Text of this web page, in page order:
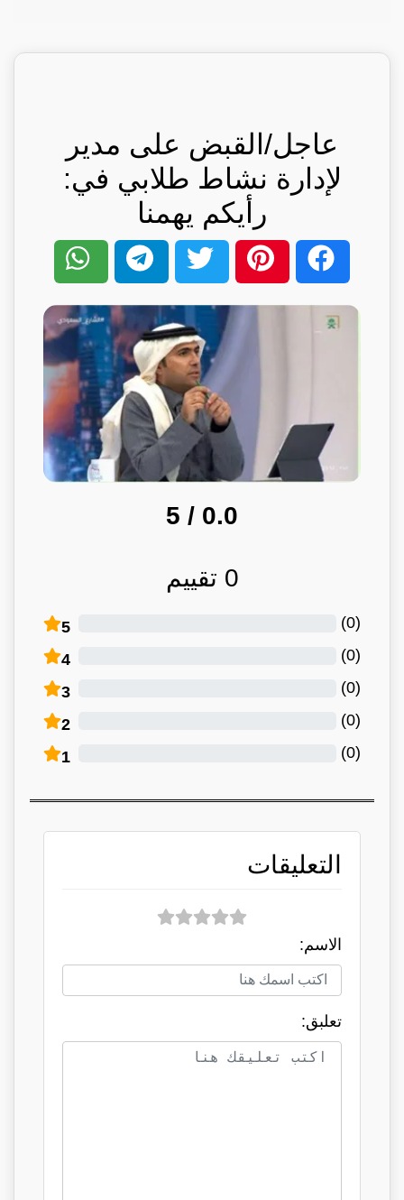
عاجل/القبض على مدير
لإدارة نشاط طلابي في:
رأيكم يهمنا
0.0
/ 5
0 تقييم
5 (
0
)
4 (
0
)
3 (
0
)
2 (
0
)
1 (
0
)
التعليقات
الاسم:
تعلبق: